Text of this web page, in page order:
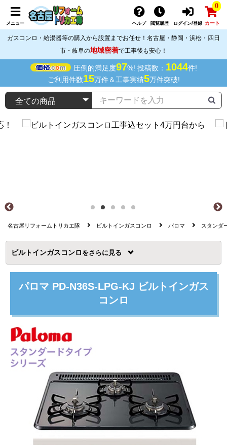
メニュー ヘルプ 閲覧履歴 ログイン/登録
0
カート
ガスコンロ・給湯器等の購入から設置までお任せ！名古屋・静岡・浜松・四日
市・岐阜の地域密着で工事後も安心！
圧倒的満足度97%! 投稿数： 1044件!
ご利用件数15万件＆工事実績5万件突破!
名古屋リフォームトリカエ隊 ビルトインガスコンロ パロマ スタンダ
ビルトインガスコンロ を
パロマ PD-N36S-LPG-KJ ビルトインガス
コンロ